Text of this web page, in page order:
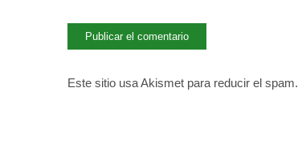
Este sitio usa Akismet para reducir el spam.